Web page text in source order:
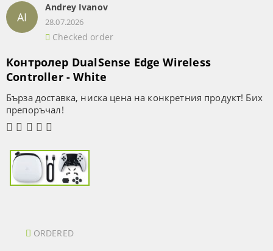
AI
Andrey Ivanov
28.07.2026
Checked order
Контролер DualSense Edge Wireless
Controller - White
Бърза доставка, ниска цена на конкретния продукт! Бих
препоръчал!
ORDERED